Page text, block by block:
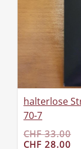
halterlose
70-7
CHF 33.00
CHF 28.00